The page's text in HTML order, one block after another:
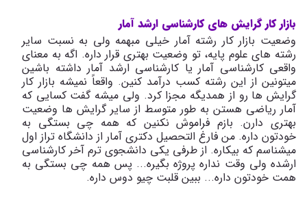
بازار کار گرایش های کارشناسی ارشد آمار
وضعیت بازار کار رشته آمار خیلی مبهمه ولی به نسبت سایر
رشته های علوم پایه، تو وضعیت بهتری قرار داره. اگه به معنای
واقعی کارشناسی آمار یا کارشناسی ارشد آمار داشته باشین
میتونین از این رشته کسب درآمد کنین. واقعاً نمیشه بازار کار
گرایش ها رو از همدیگه مجزا کرد. ولی میشه گفت کسایی که
آمار ریاضی هستن به طور متوسط از سایر گرایش ها وضعیت
بهتری دارن. بازم فراموش نکنین که همه چی بستگی به
خودتون داره. من فارغ التحصیل دکتری آمار از دانشگاه تراز اول
میشناسم که بیکاره. از طرفی یکی دانشجوی ترم آخر کارشناسی
ارشده ولی وقت نداره پروژه بگیره... پس همه چی بستگی به
همت خودتون داره... ببین قلبت چیو دوس داره.